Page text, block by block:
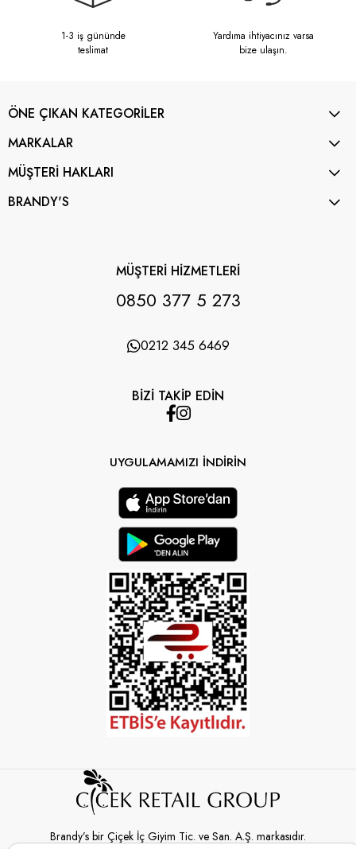
1-3 iş gününde
teslimat
Yardıma ihtiyacınız varsa
bize ulaşın.
ÖNE ÇIKAN KATEGORİLER
MARKALAR
MÜŞTERİ HAKLARI
BRANDY'S
MÜŞTERİ HİZMETLERİ
0850 377 5 273
0212 345 6469
BİZİ TAKİP EDİN
UYGULAMAMIZI İNDİRİN
Brandy’s bir Çiçek İç Giyim Tic. ve San. A.Ş. markasıdır.